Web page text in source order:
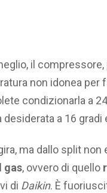
il
non idonea per
condizionarla a
a 16 gradi
ma dallo split non
gas, ovvero di quello
di Daikin. È